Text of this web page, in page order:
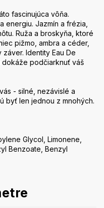
fascinujúca vôňa.
energiu. Jazmín a frézia,
Ruža a broskyňa, ktoré
pižmo, ambra a céder,
Identity Eau De
dokáže podčiarknuť váš
- silné, nezávislé a
byť len jednou z mnohých.
Glycol, Limonene,
Benzoate, Benzyl